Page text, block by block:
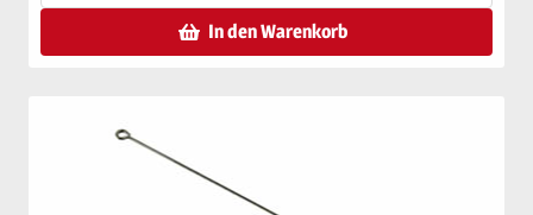
In den Warenkorb